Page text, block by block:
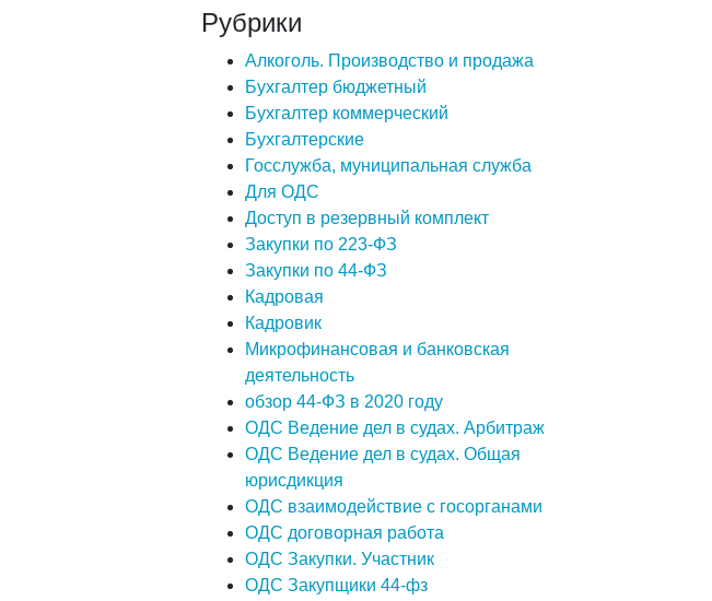
Рубрики
Алкоголь. Производство и продажа
Бухгалтер бюджетный
Бухгалтер коммерческий
Бухгалтерские
Госслужба, муниципальная служба
Для ОДС
Доступ в резервный комплект
Закупки по 223-ФЗ
Закупки по 44-ФЗ
Кадровая
Кадровик
Микрофинансовая и банковская
деятельность
обзор 44-ФЗ в 2020 году
ОДС Ведение дел в судах. Арбитраж
ОДС Ведение дел в судах. Общая
юрисдикция
ОДС взаимодействие с госорганами
ОДС договорная работа
ОДС Закупки. Участник
ОДС Закупщики 44-фз